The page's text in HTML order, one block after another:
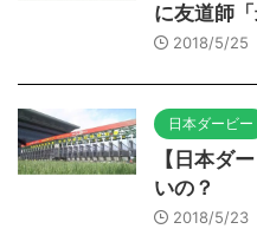
に友道師「
2018/5/25
日本ダービー
【日本ダ
いの？
2018/5/23